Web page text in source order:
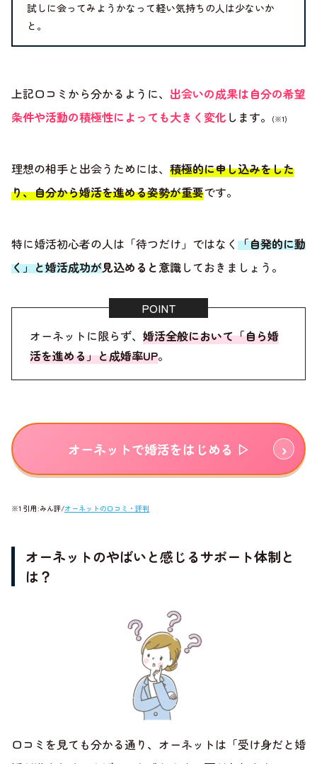
試しに会ってみようかなって軽い気持ちの人は少ないか
と。
上記口コミから分かるように、 出会いの成果は自分の希望
条件や活動の積極性によっても大きく変化 します。 (※1)
理想の相手と出会うためには、 積極的に申し込みをした
り、自分から婚活を進める姿勢が重要です。
特に婚活初心者の人は「待つだけ」ではなく 「自発的に動
く」と婚活成功が見込めると意識しておきましょう。
オーネットに限らず、 婚活全般において「自ら婚
活を進める」と成婚率UP。
オーネットで婚活をはじめる ▷
※1 引用:みん評/オーネットの口コミ・評判
オーネットのやばいと感じるサポート体制と
は？
口コミを見ても分かる通り、オーネットは「受け身だと婚